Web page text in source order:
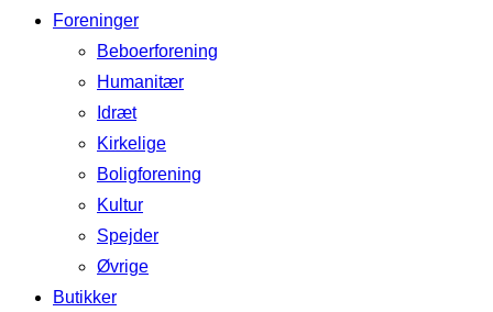
Foreninger
Beboerforening
Humanitær
Idræt
Kirkelige
Boligforening
Kultur
Spejder
Øvrige
Butikker